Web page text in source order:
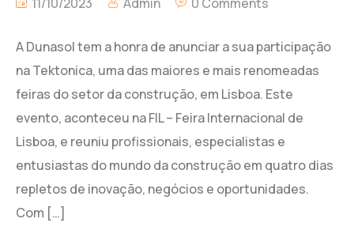
A Dunasol tem a honra de anunciar a sua participação
na Tektonica, uma das maiores e mais renomeadas
feiras do setor da construção, em Lisboa. Este
evento, aconteceu na FIL – Feira Internacional de
Lisboa, e reuniu profissionais, especialistas e
entusiastas do mundo da construção em quatro dias
repletos de inovação, negócios e oportunidades.
Com […]